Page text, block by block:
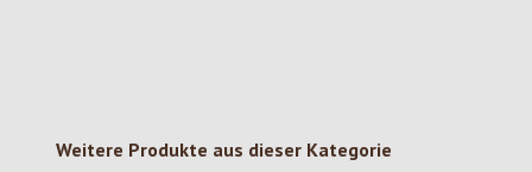
Produktgalerie überspringen
Weitere Produkte aus dieser Kategorie